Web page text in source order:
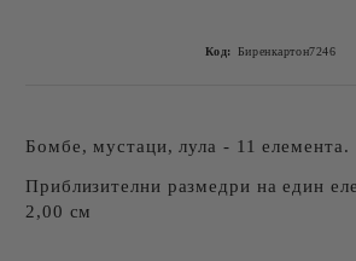
Код: Биренкартон7246
Бомбе, мустаци, лула - 11 елемента.
Приблизителни размедри на един
2,00 см